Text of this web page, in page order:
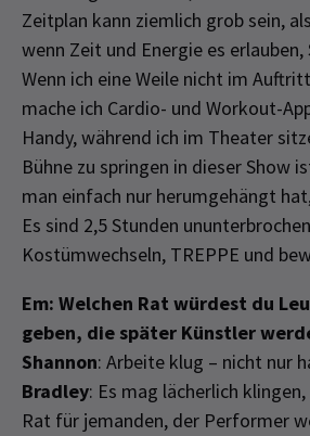
Zeitplan kann ziemlich grob sein,
wenn Zeit und Energie es
Wenn ich eine Weile nicht im
mache ich Cardio- und Workout-
Handy, während ich im Theater
Bühne zu springen in dieser Show
man einfach nur herumgehängt
Es sind 2,5 Stunden
Kostümwechseln, TREPPE und
Em: Welchen Rat würdest du
geben, die später Künstler
Shannon: Arbeite klug – nicht nur
Bradley: Es mag lächerlich
Rat für jemanden, der Performer